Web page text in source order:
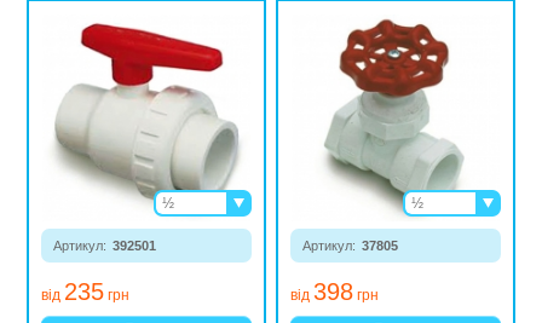
Артикул: 392501
від 235 грн
½
¾
2
Артикул: 37805
від 398 грн
½
¾